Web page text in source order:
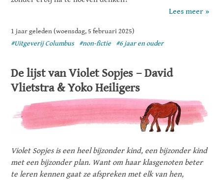
Lees meer »
1 jaar geleden (woensdag, 5 februari 2025)
#Uitgeverij Columbus
#non-fictie #6 jaar en ouder
De lijst van Violet Sopjes – David
Vlietstra & Yoko Heiligers
Violet Sopjes is een heel bijzonder kind, een bijzonder kind
met een bijzonder plan. Want om haar klasgenoten beter
te leren kennen gaat ze afspreken met elk van hen,